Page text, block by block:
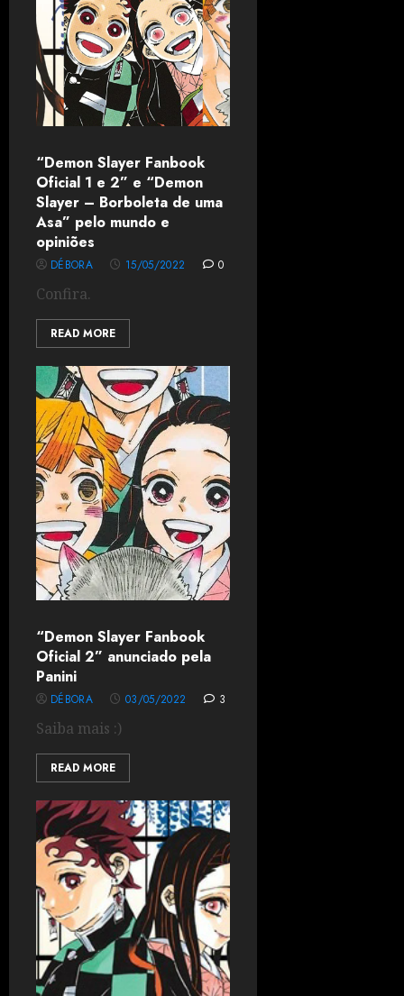
“Demon Slayer Fanbook
Oficial 1 e 2” e “Demon
Slayer – Borboleta de uma
Asa” pelo mundo e
opiniões
DÉBORA 15/05/2022 0
Confira.
READ MORE
“Demon Slayer Fanbook
Oficial 2” anunciado pela
Panini
DÉBORA 03/05/2022 3
Saiba mais :)
READ MORE